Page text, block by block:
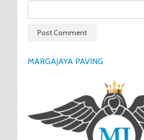
MARGAJAYA PAVING